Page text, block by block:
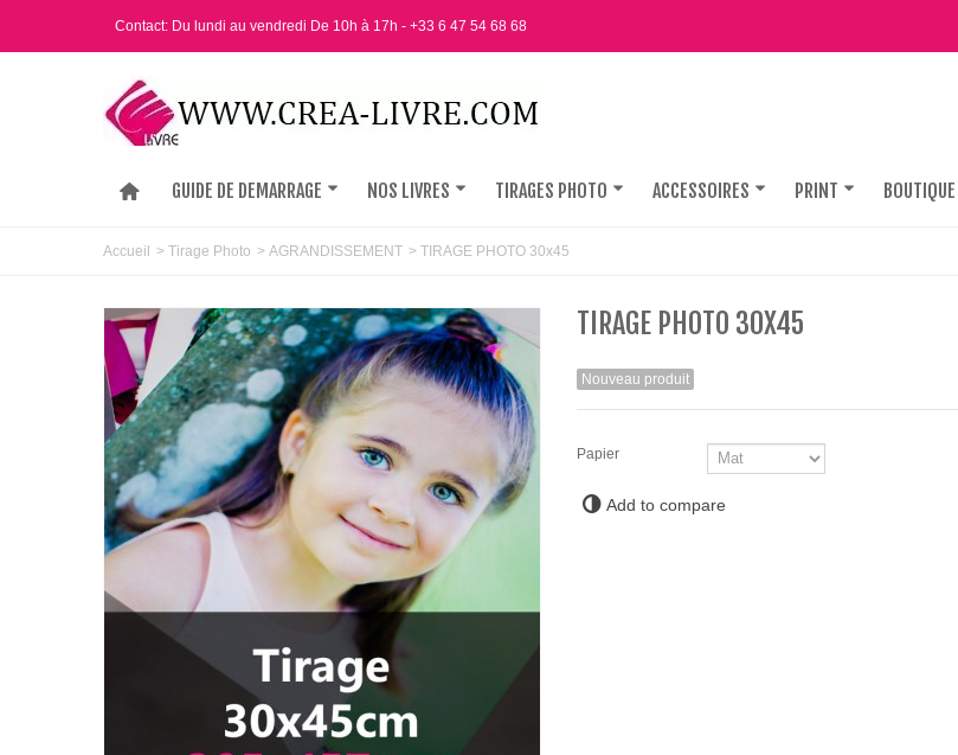
Contact: Du lundi au vendredi De 10h à 17h - +33 6 47 54 68 68
GUIDE DE DEMARRAGE NOS LIVRES TIRAGES PHOTO ACCESSOIRES PRINT BOUTIQUE
Accueil > Tirage Photo > AGRANDISSEMENT > TIRAGE PHOTO 30x45
TIRAGE PHOTO 30X45
Nouveau produit
Papier
Add to compare